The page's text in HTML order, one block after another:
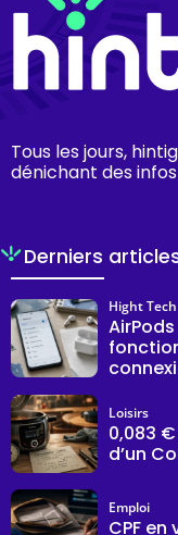
Tous les jours,
dénichant des
Derniers
Hight Tech
0,083
d’un
Loisirs
CPF
Emploi